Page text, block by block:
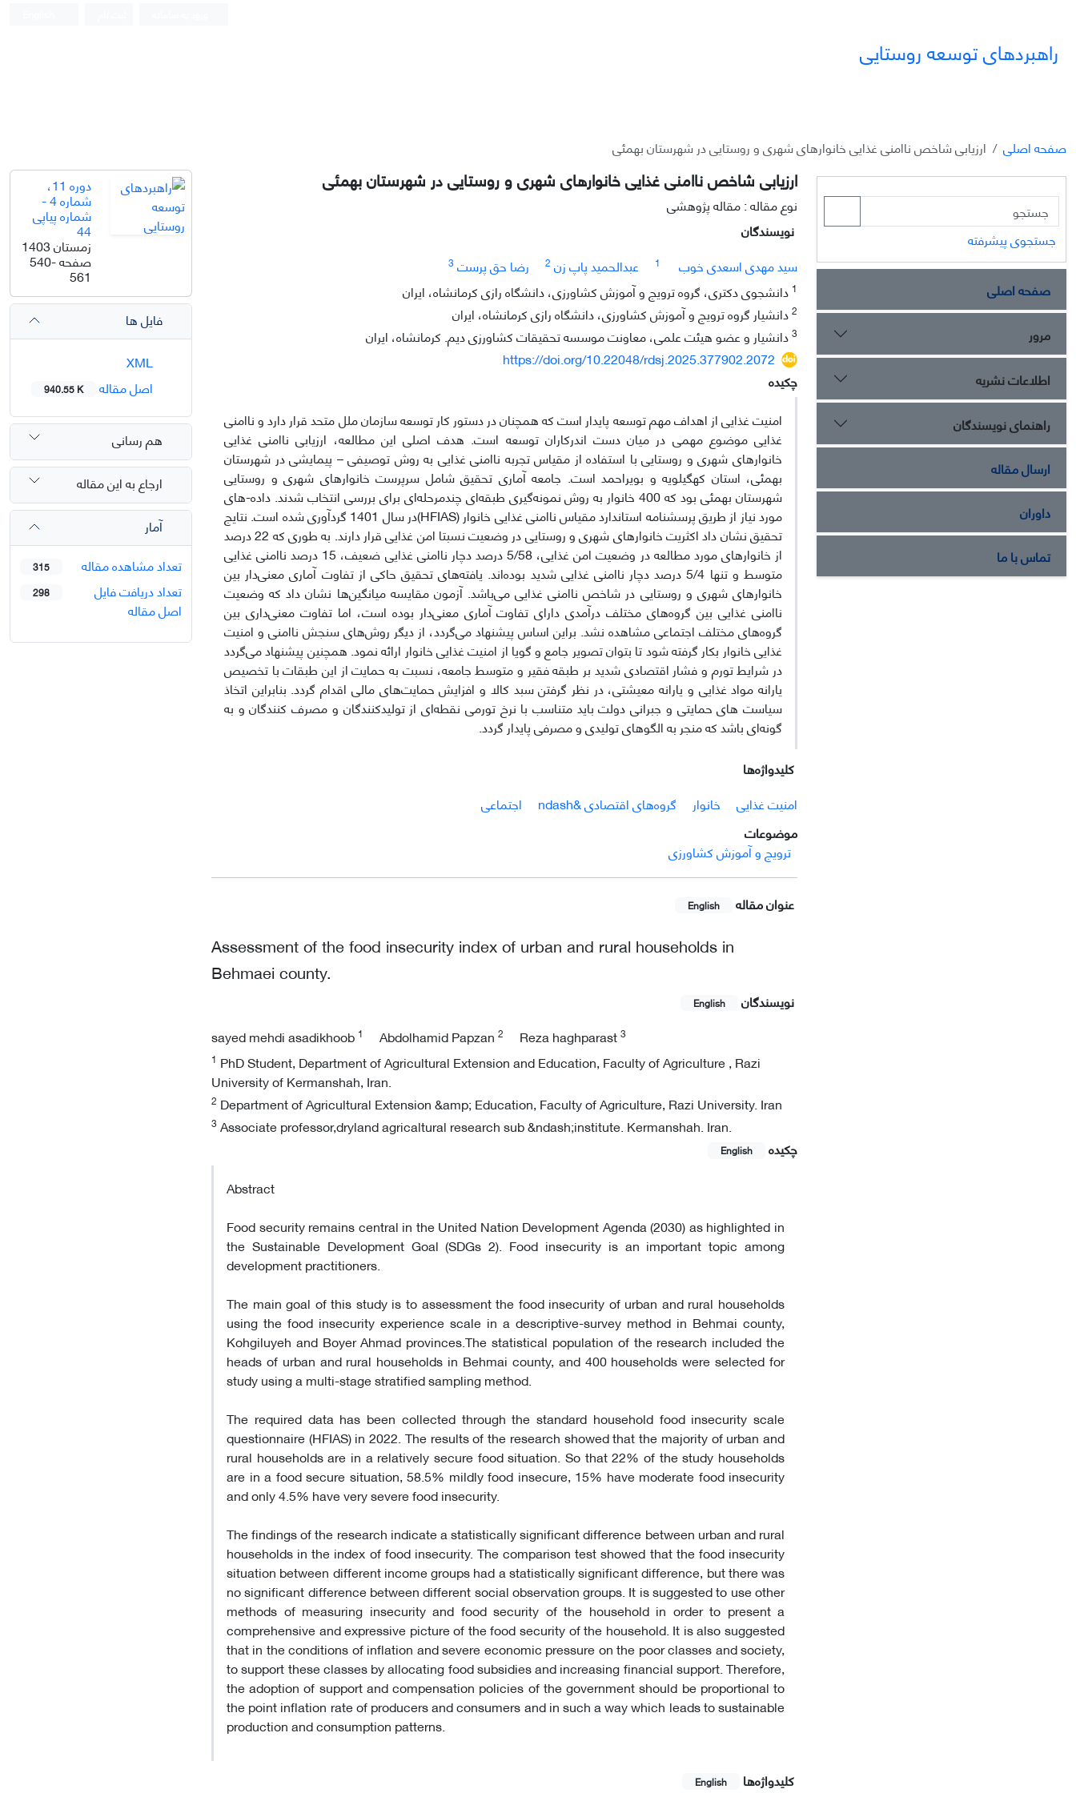
راهبردهای توسعه روستایی
صفحه اصلی ارزیابی شاخص ناامنی غذایی خانوارهای شهری و روستایی در شهرستان بهمئی
ارزیابی شاخص ناامنی غذایی خانوارهای شهری و روستایی در شهرستان بهمئی
نوع مقاله : مقاله پژوهشی
نویسندگان
سید مهدی اسعدی خوب
1 عبدالحمید پاپ زن 2 رضا حق پرست 3
1 دانشجوی دکتری، گروه ترویج و آموزش کشاورزی، دانشگاه رازی کرمانشاه، ایران
2دانشیار گروه ترویج و آموزش کشاورزی، دانشگاه رازی کرمانشاه، ایران
3دانشیار و عضو هیئت علمی، معاونت موسسه تحقیقات کشاورزی دیم. کرمانشاه، ایران
https://doi.org/10.22048/rdsj.2025.377902.2072
چکیده
امنیت غذایی از اهداف مهم توسعه پایدار است که همچنان در دستور کار توسعه سازمان ملل متحد قرار دارد و ناامنی
غذایی موضوع مهمی در میان دست اندرکاران توسعه است. هدف اصلی این مطالعه، ارزیابی ناامنی غذایی
خانوارهای شهری و روستایی با استفاده از مقیاس تجربه ناامنی غذایی به روش توصیفی – پیمایشی در شهرستان
بهمئی، استان کهگیلویه و بویراحمد است. جامعه آماری تحقیق شامل سرپرست خانوارهای شهری و روستایی
شهرستان بهمئی بود که 400 خانوار به روش نمونه‌گیری طبقه‌ای چندمرحله‌ای برای بررسی انتخاب شدند. داده-های
مورد نیاز از طریق پرسشنامه استاندارد مقیاس ناامنی غذایی خانوار (HFIAS)در سال 1401 گردآوری شده است. نتایج
تحقیق نشان داد اکثریت خانوارهای شهری و روستایی در وضعیت نسبتا امن غذایی قرار دارند. به طوری که 22 درصد
از خانوارهای مورد مطالعه در وضعیت امن غذایی، 5/58 درصد دچار ناامنی غذایی ضعیف، 15 درصد ناامنی غذایی
متوسط و تنها 5/4 درصد دچار ناامنی غذایی شدید بوده‌اند. یافته‌های تحقیق حاکی از تفاوت آماری معنی‌دار بین
خانوارهای شهری و روستایی در شاخص ناامنی غذایی می‌باشد. آزمون مقایسه میانگین‌ها نشان داد که وضعیت
ناامنی غذایی بین گروه‌های مختلف درآمدی دارای تفاوت آماری معنی‌دار بوده است، اما تفاوت معنی‌داری بین
گروه‌های مختلف اجتماعی مشاهده نشد. براین اساس پیشنهاد می‌گردد، از دیگر روش‌های سنجش ناامنی و امنیت
غذایی خانوار بکار گرفته شود تا بتوان تصویر جامع و گویا از امنیت غذایی خانوار ارائه نمود. همچنین پیشنهاد می‌گردد
در شرایط تورم و فشار اقتصادی شدید بر طبقه فقیر و متوسط جامعه، نسبت به حمایت از این طبقات با تخصیص
یارانه مواد غذایی و یارانه معیشتی، در نظر گرفتن سبد کالا و افزایش حمایت‌های مالی اقدام گردد. بنابراین اتخاذ
سیاست های حمایتی و جبرانی دولت باید متناسب با نرخ تورمی نقطه‌ای از تولیدکنندگان و مصرف کنندگان و به
گونه‌ای باشد که منجر به الگوهای تولیدی و مصرفی پایدار گردد.
کلیدواژه‌ها
امنیت غذایی
خانوار گروه‌های اقتصادی &‌‌ndash
اجتماعی
موضوعات
ترویج و آموزش کشاورزی
عنوان مقاله English
Assessment of the food insecurity index of urban and rural households in
Behmaei county.
نویسندگان English
sayed mehdi asadikhoob 1 Abdolhamid Papzan 2 Reza haghparast3
1 PhD Student, Department of Agricultural Extension and Education, Faculty of Agriculture , Razi
University of Kermanshah, Iran.
2 Department of Agricultural Extension &amp; Education, Faculty of Agriculture, Razi University. Iran
3 Associate professor,dryland agricaltural research sub &ndash;institute. Kermanshah. Iran.
چکیده
English
Abstract
Food security remains central in the United Nation Development Agenda (2030) as highlighted in
the Sustainable Development Goal (SDGs 2). Food insecurity is an important topic among
development practitioners.
The main goal of this study is to assessment the food insecurity of urban and rural households
using the food insecurity experience scale in a descriptive-survey method in Behmai county,
Kohgiluyeh and Boyer Ahmad provinces.The statistical population of the research included the
heads of urban and rural households in Behmai county, and 400 households were selected for
study using a multi-stage stratified sampling method.
The required data has been collected through the standard household food insecurity scale
questionnaire (HFIAS) in 2022. The results of the research showed that the majority of urban and
rural households are in a relatively secure food situation. So that 22% of the study households
are in a food secure situation, 58.5% mildly food insecure, 15% have moderate food insecurity
and only 4.5% have very severe food insecurity.
The findings of the research indicate a statistically significant difference between urban and rural
households in the index of food insecurity. The comparison test showed that the food insecurity
situation between different income groups had a statistically significant difference, but there was
no significant difference between different social observation groups. It is suggested to use other
methods of measuring insecurity and food security of the household in order to present a
comprehensive and expressive picture of the food security of the household. It is also suggested
that in the conditions of inflation and severe economic pressure on the poor classes and society,
to support these classes by allocating food subsidies and increasing financial support. Therefore,
the adoption of support and compensation policies of the government should be proportional to
the point inflation rate of producers and consumers and in such a way which leads to sustainable
production and consumption patterns.
کلیدواژه‌ها English
دوره 11،
شماره 4 -
شماره پیاپی
44
زمستان 1403
صفحه540-
561
فایل ها
اصل مقاله
940.55 K
هم رسانی
ارجاع به این مقاله
آمار
تعداد مشاهده مقاله
315
تعداد دریافت فایل
اصل مقاله
298
جستجوی پیشرفته
صفحه اصلی
مرور
اطلاعات نشریه
راهنمای نویسندگان
ارسال مقاله
داوران
تماس با ما